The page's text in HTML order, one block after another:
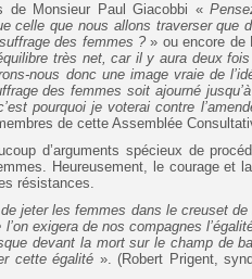
de Monsieur Paul Giacobbi «
celle que nous allons traverser que
des femmes ?» ou encore
très net, car il y aura deux
nous donc une image vraie de
des femmes soit ajourné
pourquoi je voterai contre
de cette Assemblée
d’arguments spécieux de
Heureusement, le courage et
résistances.
jeter les femmes dans le creuset
exigera de nos compagnes
devant la mort sur le champ de
cette égalité ». (Robert Prigent,